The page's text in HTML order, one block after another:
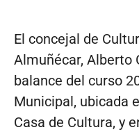
El concejal de
Almuñécar, Alberto
balance del curso
Municipal, ubicada
Casa de Cultura, y